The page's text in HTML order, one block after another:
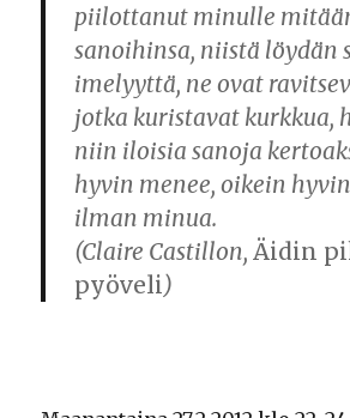
piilottanut minulle
sanoihinsa, niistä löydän
imelyyttä, ne ovat
jotka kuristavat kurkkua,
niin iloisia sanoja
hyvin menee, oikein
ilman minua.
(Claire Castillon, Äidin
pyöveli)